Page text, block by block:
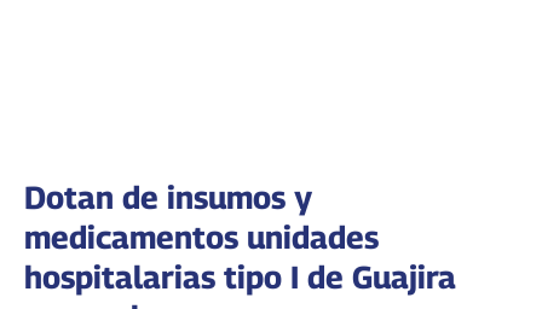
Dotan de insumos y
medicamentos unidades
hospitalarias tipo I de Guajira